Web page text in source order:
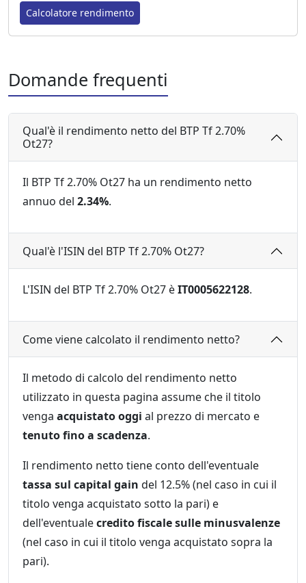
Calcolatore rendimento
Domande frequenti
Qual'è il rendimento netto del BTP Tf 2.70%
Ot27?
Il BTP Tf 2.70% Ot27 ha un rendimento netto
annuo del 2.34%.
Qual'è l'ISIN del BTP Tf 2.70% Ot27?
L'ISIN del BTP Tf 2.70% Ot27 èIT0005622128.
Come viene calcolato il rendimento netto?
Il metodo di calcolo del rendimento netto
utilizzato in questa pagina assume che il titolo
venga acquistato oggi al prezzo di mercato e
tenuto fino a scadenza.
Il rendimento netto tiene conto dell'eventuale
tassa sul capital gain del 12.5% (nel caso in cui il
titolo venga acquistato sotto la pari) e
dell'eventualecredito fiscale sulle minusvalenze
(nel caso in cui il titolo venga acquistato sopra la
pari).